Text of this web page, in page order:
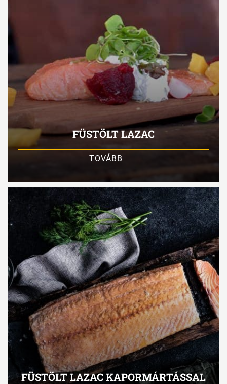
FÜSTÖLT LAZAC
TOVÁBB
FÜSTÖLT LAZAC KAPORMÁRTÁSSAL